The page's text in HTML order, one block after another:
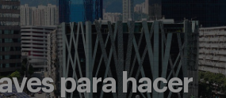
para hacer